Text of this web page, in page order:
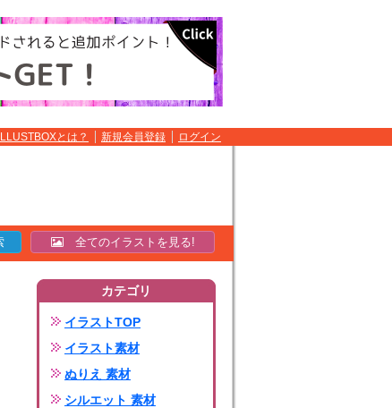
ILLUSTBOXとは？ 新規会員登録 ログイン
全てのイラストを見る!
カテゴリ
イラストTOP
イラスト素材
ぬりえ 素材
シルエット 素材